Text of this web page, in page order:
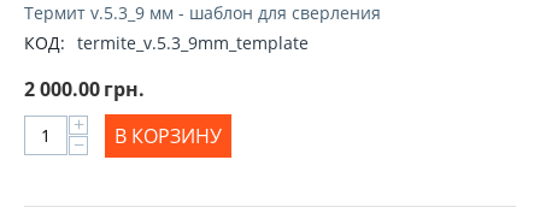
Термит v.5.3_9 мм - шаблон для сверления
КОД: termite_v.5.3_9mm_template
2 000.00грн.
+
− В КОРЗИНУ